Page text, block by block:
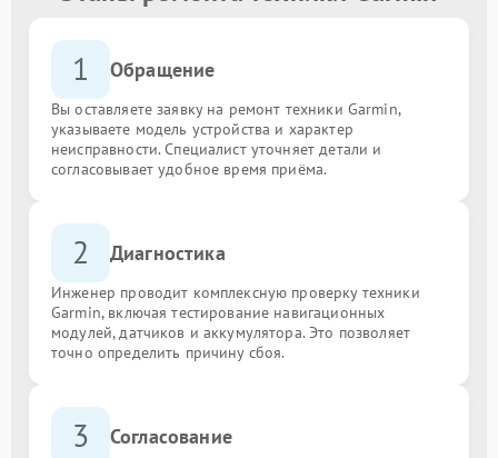
1 Обращение
Вы оставляете заявку на ремонт техники Garmin,
указываете модель устройства и характер
неисправности. Специалист уточняет детали и
согласовывает удобное время приёма.
2 Диагностика
Инженер проводит комплексную проверку техники
Garmin, включая тестирование навигационных
модулей, датчиков и аккумулятора. Это позволяет
точно определить причину сбоя.
3 Согласование